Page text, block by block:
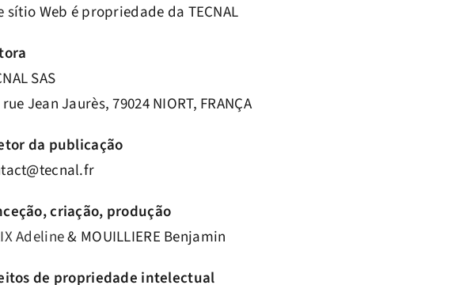
sítio Web é propriedade da TECNAL
SAS
Jean Jaurès, 79024 NIORT, FRANÇA
da publicação
criação, produção
Adeline& MOUILLIERE Benjamin
de propriedade intelectual